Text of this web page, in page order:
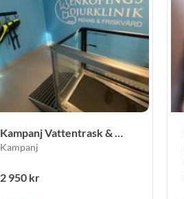
Kampanj Vattentrask &
Balansboll
Kampanj
2 950kr